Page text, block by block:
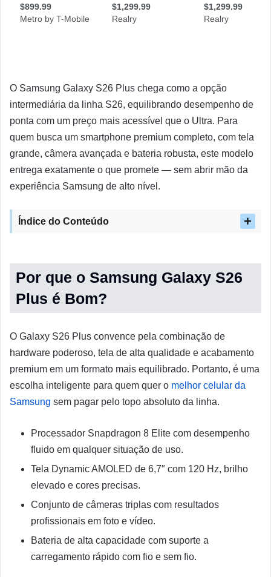
O Samsung Galaxy S26 Plus chega como a opção
intermediária da linha S26, equilibrando desempenho de
ponta com um preço mais acessível que o Ultra. Para
quem busca um smartphone premium completo, com tela
grande, câmera avançada e bateria robusta, este modelo
entrega exatamente o que promete — sem abrir mão da
experiência Samsung de alto nível.
Índice do Conteúdo
Por que o Samsung Galaxy S26
Plus é Bom?
O Galaxy S26 Plus convence pela combinação de
hardware poderoso, tela de alta qualidade e acabamento
premium em um formato mais equilibrado. Portanto, é uma
escolha inteligente para quem quer o melhor celular da
Samsung sem pagar pelo topo absoluto da linha.
Processador Snapdragon 8 Elite com desempenho
fluido em qualquer situação de uso.
Tela Dynamic AMOLED de 6,7″ com 120 Hz, brilho
elevado e cores precisas.
Conjunto de câmeras triplas com resultados
profissionais em foto e vídeo.
Bateria de alta capacidade com suporte a
carregamento rápido com fio e sem fio.